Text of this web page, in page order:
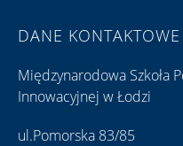
DANE KONTAKTOWE
Międzynarodowa Szkoła
Innowacyjnej w Łodzi
ul.Pomorska 83/85